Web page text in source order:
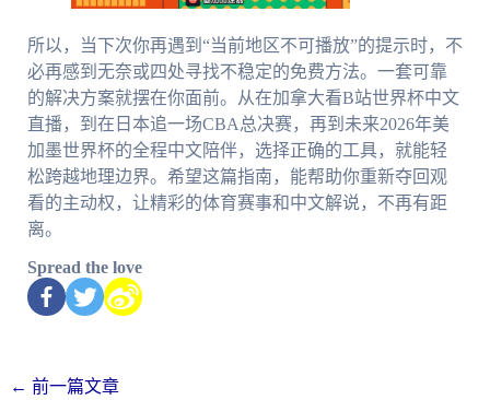
所以，当下次你再遇到“当前地区不可播放”的提示时，不
必再感到无奈或四处寻找不稳定的免费方法。一套可靠
的解决方案就摆在你面前。从在加拿大看B站世界杯中文
直播，到在日本追一场CBA总决赛，再到未来2026年美
加墨世界杯的全程中文陪伴，选择正确的工具，就能轻
松跨越地理边界。希望这篇指南，能帮助你重新夺回观
看的主动权，让精彩的体育赛事和中文解说，不再有距
离。
Spread the love
← 前一篇文章